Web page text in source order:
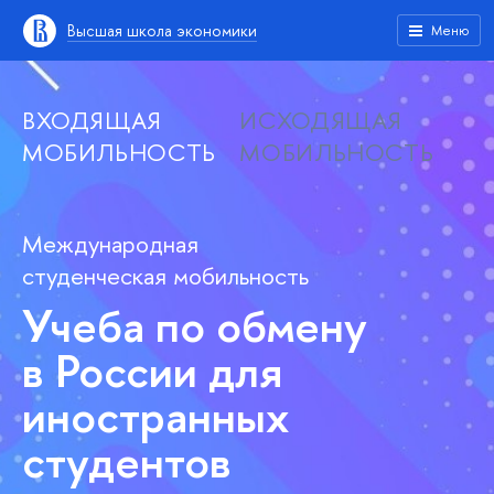
Высшая школа экономики Меню
ВХОДЯЩАЯ
МОБИЛЬНОСТЬ
ИСХОДЯЩАЯ
МОБИЛЬНОСТЬ
Международная
студенческая мобильность
Учеба по обмену
в России для
иностранных
студентов